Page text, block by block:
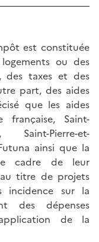
est constituée
ou des
des taxes et des
part, des aides
que les aides
française, Saint-
Saint-Pierre-et-
ainsi que la
le cadre de leur
titre de projets
incidence sur la
des dépenses
de la